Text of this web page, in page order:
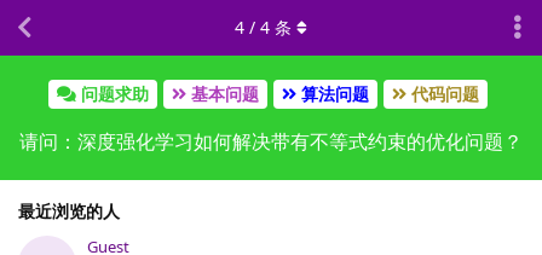
问题求助 基本问题 算法问题 代码问题
请问：深度强化学习如何解决带有不等式约束的优化问题？
最近浏览的人
Guest
4 / 4 条